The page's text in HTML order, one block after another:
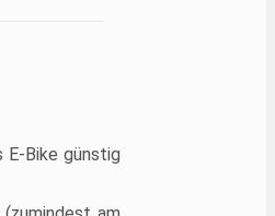
E-Bike günstig